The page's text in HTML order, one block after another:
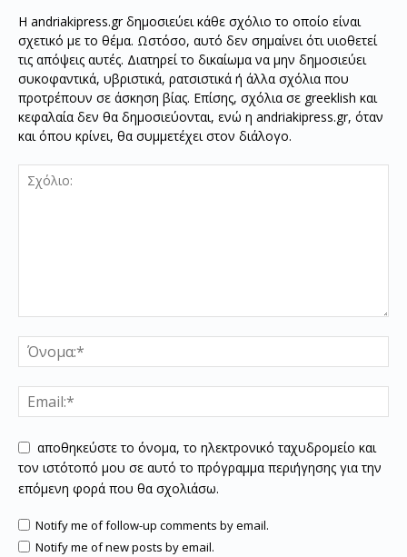
Η andriakipress.gr δημοσιεύει κάθε σχόλιο το οποίο είναι
σχετικό με το θέμα. Ωστόσο, αυτό δεν σημαίνει ότι υιοθετεί
τις απόψεις αυτές. Διατηρεί το δικαίωμα να μην δημοσιεύει
συκοφαντικά, υβριστικά, ρατσιστικά ή άλλα σχόλια που
προτρέπουν σε άσκηση βίας. Επίσης, σχόλια σε greeklish και
κεφαλαία δεν θα δημοσιεύονται, ενώ η andriakipress.gr, όταν
και όπου κρίνει, θα συμμετέχει στον διάλογο.
αποθηκεύστε το όνομα, το ηλεκτρονικό ταχυδρομείο και
τον ιστότοπό μου σε αυτό το πρόγραμμα περιήγησης για την
επόμενη φορά που θα σχολιάσω.
Notify me of follow-up comments by email.
Notify me of new posts by email.